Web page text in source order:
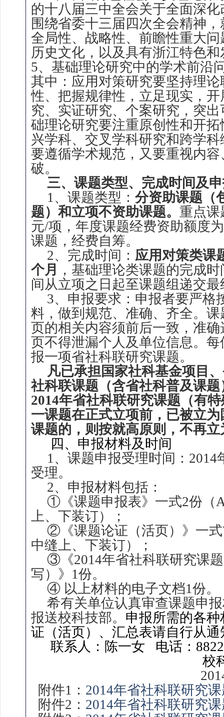
的十八届三中全会关于全面深
围绕省委十三届四次全会精神
全局性、战略性、前瞻性重大
历史文化，以及具有浙江特色
5、基础理论研究中的学术前沿
其中：应用对策研究要坚持理
性、把握规律性，立足现实，
究、实证研究、个案研究，突
础理论研究要注重原创性和开
兴学科、交叉学科研究和跨学
要遵循学术规范，又要重视内
破。
三、课题类型、完成时间及
1、课题类型： 分资助课题（
题）和立项不资助课题。 重点课
元/项，年度课题经费资助额度
课题，经费自筹。
2、完成时间： 应用对策类课
个月
，基础理论类课题的完成
间从立项之日起至课题组递交
3、申报要求：申报者要严格
料，做到规范、准确、齐全。
页的相关内容须前后一致，准
页不得泄漏个人及单位信息。
报一项省社科联研究课题。
凡已承担国家社科基金项目
社科联课题（含省社科普及课
2014年省社科联研究课题（有
一课题在正式立项前，已被立
课题的，则按就高原则，不再
四、申报材料及时间
1、课题申报受理时间：2014
受理。
2、申报材料包括：
①《课题申报表》一式2份（
上、下装订）；
②《课题论证（活页）》一
中缝上、下装订）；
③《2014年省社科联研究课
写）》1份。
④ 以上材料的电子文档1份。
希有关单位认真审查课题申
报送校科技部。 申报所需的各
证（活页）、汇总表请自行从
联系人：陈一女 电话：
校
附件1： 2014年省社科联研究
附件2 ： 2014年省社科联研究